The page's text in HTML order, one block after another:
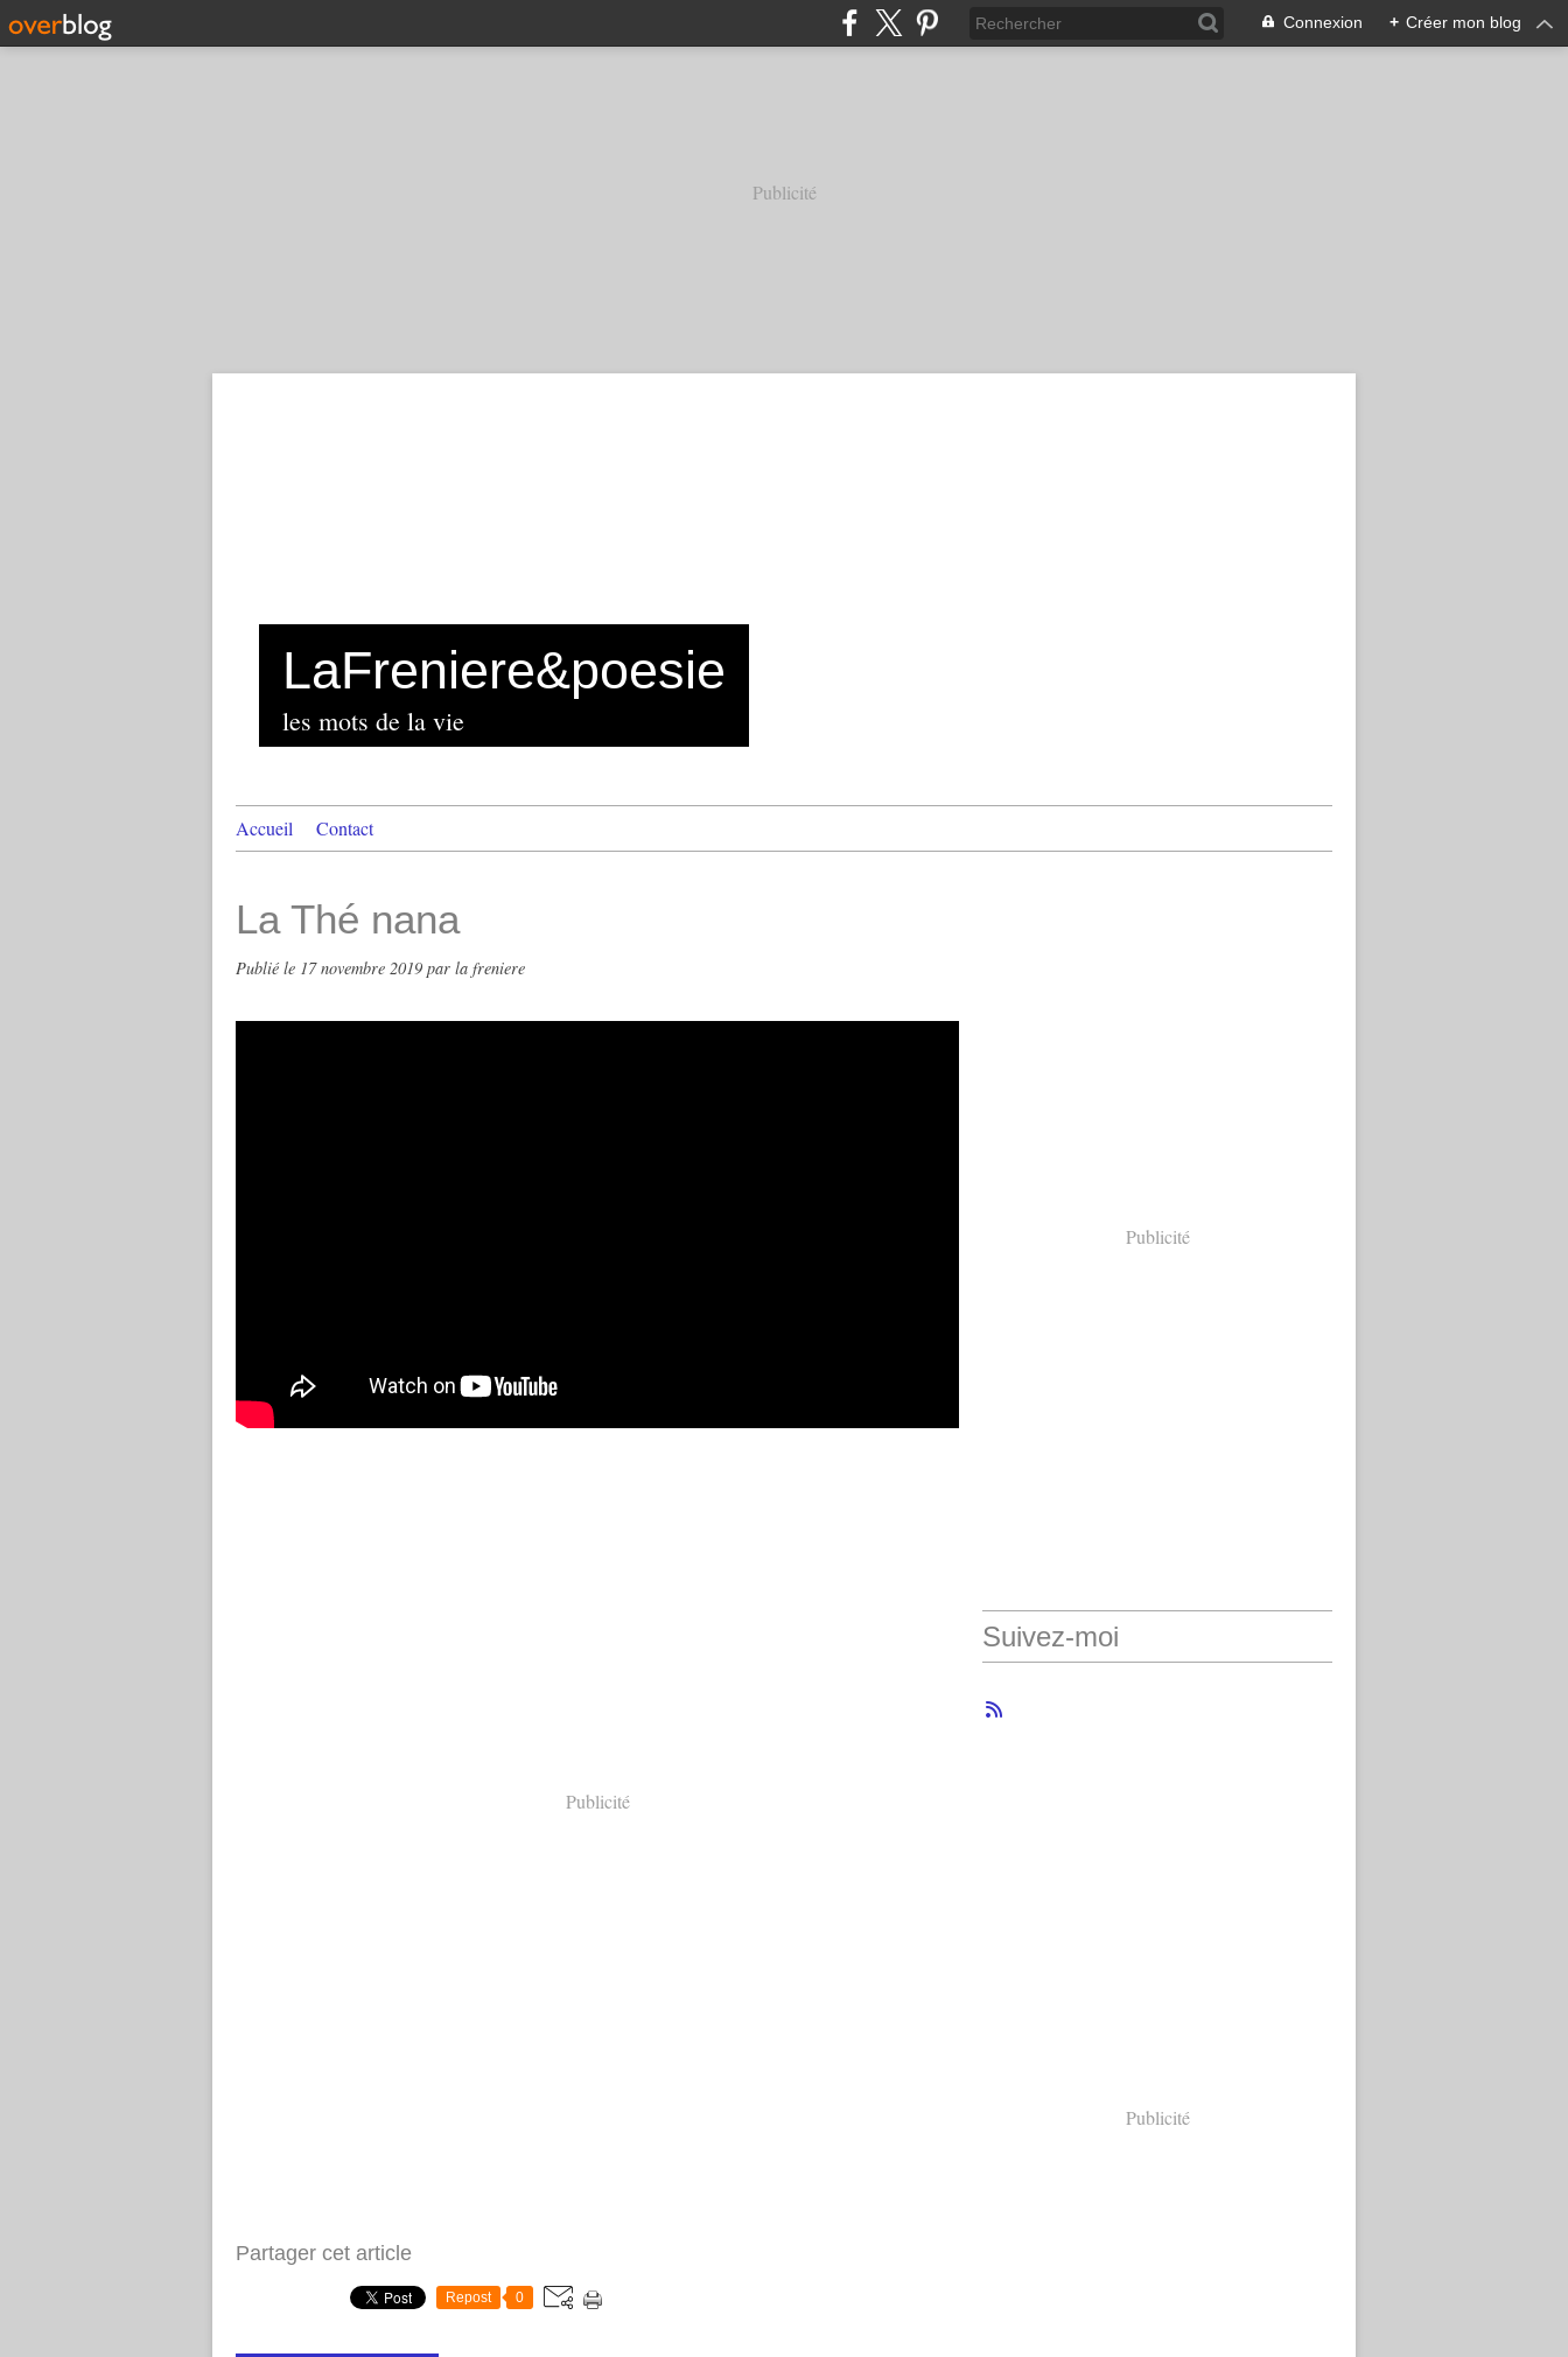
Connexion + Créer mon blog
Publicité
LaFreniere&poesie
les mots de la vie
Accueil Contact
La Thé nana
Publié le 17 novembre 2019 par la freniere
Publicité
Partager cet article
Repost 0
Publicité
Suivez-moi
Publicité